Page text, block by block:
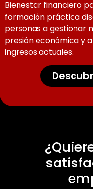
Bienestar financiero
formación práctica
personas a gestionar
presión económica y
ingresos actuales.